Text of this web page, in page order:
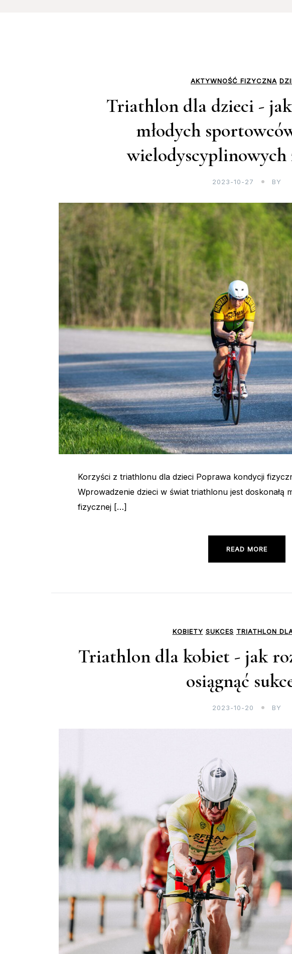
AKTYWNOŚĆ FIZYCZNA
Triathlon dla dzieci -
młodych
wielodyscyplinowych
2023-10-27 BY
Korzyści z triathlonu dla dzieci Poprawa kondycji
Wprowadzenie dzieci w świat triathlonu jest doskonałą
fizycznej […]
READ MORE
KOBIETY SUKCES TRIATHLON
Triathlon dla kobiet - jak
osiągnąć
2023-10-20 BY